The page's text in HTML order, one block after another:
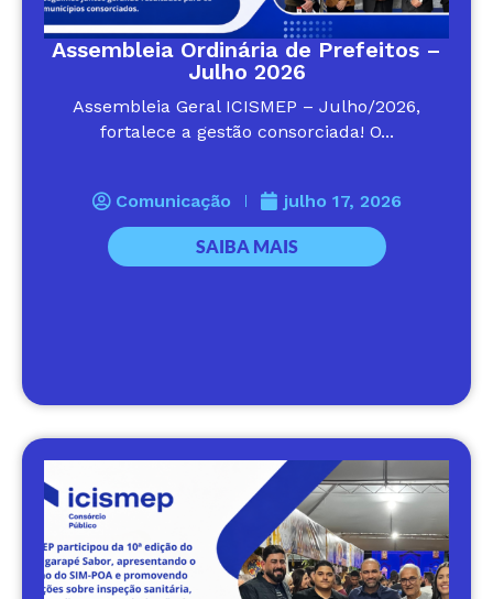
Assembleia Ordinária de Prefeitos –
Julho 2026
Assembleia Geral ICISMEP – Julho/2026,
fortalece a gestão consorciada! O...
Comunicação julho 17, 2026
SAIBA MAIS